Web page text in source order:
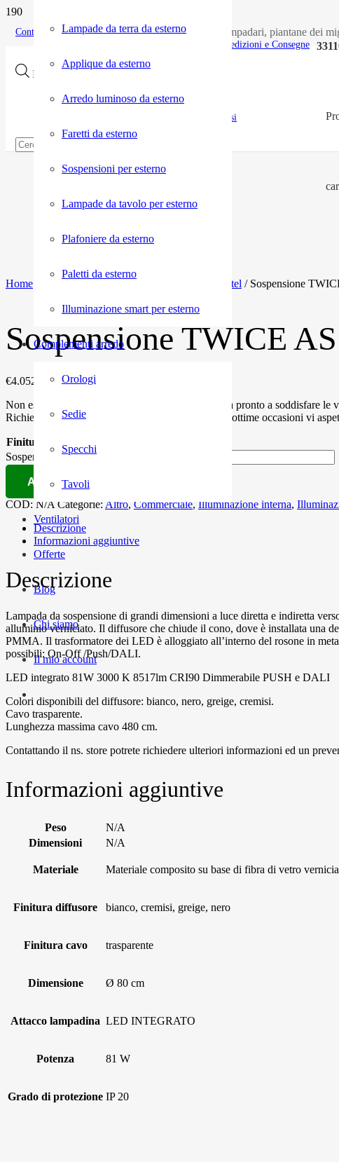
Contatti pre venditaAcquisti on line di lampade, lampadari, piantane dei
Products search
Spedizioni e Consegne
Resi
Lampade da terra da esterno
Applique da esterno
Arredo luminoso da esterno
Faretti da esterno
Sospensioni per esterno
Lampade da tavolo per esterno
Plafoniere da esterno
Paletti da esterno
Illuminazione smart per esterno
Complementi arredo
Orologi
Sedie
Specchi
Tavoli
Ventilatori
Offerte
Blog
Chi siamo
Il mio account
Home Illuminazione per hotel / Sospensione
Sospensione TWICE
€4.052,00
Non esitate a contattare il ns. store. Il personale sarà pronto a soddisfare le
Richiedete un preventivo personalizzato e gratuito, ottime occasioni vi
Finitura diffusore
Sospensione TWICE AS TWIGGY quantità
Aggiungi al carrello
COD: N/A Categorie: Altro, Commerciale, Illuminazione interna,
Descrizione
Informazioni aggiuntive
Descrizione
Lampada da sospensione di grandi dimensioni a luce diretta e indiretta
alluminio verniciato. Il diffusore che chiude il cono, dove è installata una
PMMA. Il trasformatore dei LED è alloggiato all’interno del rosone in
possibili: On-Off /Push/DALI.
LED integrato 81W 3000 K 8517lm CRI90 Dimmerabile PUSH e DALI
Colori disponibili del diffusore: bianco, nero, greige, cremisi.
Cavo trasparente.
Lunghezza massima cavo 480 cm.
Contattando il ns. store potrete richiedere ulteriori informazioni ed un
Informazioni aggiuntive
Peso
N/A
Dimensioni
N/A
Materiale Materiale composito su base di fibra di vetro
Finitura diffusore bianco, cremisi, greige, nero
Finitura cavo trasparente
Dimensione Ø 80 cm
Attacco lampadina LED INTEGRATO
Potenza 81 W
Grado di protezione IP 20